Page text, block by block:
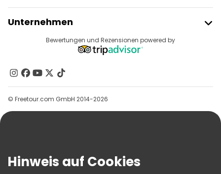
Anbieter-Anmeldung
Affiliate-Programm
Unternehmen
Reiseziele
Kontakt
Gruppen
Hilfe
AGB Und Rechtliches
Bewertungen und Rezensionen powered by
© Freetour.com GmbH 2014-2026
Hinweis auf Cookies